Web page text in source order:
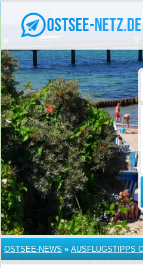
OSTSEE-NEWS » AUSFLUGSTIPPS